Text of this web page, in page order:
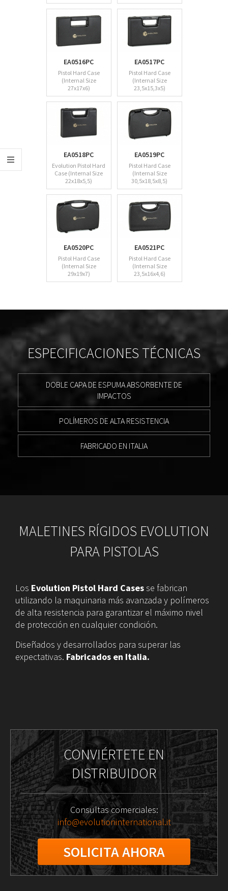
EA0516PC
Pistol Hard Case
(Internal Size
27x17x6)
EA0517PC
Pistol Hard Case
(Internal Size
23,5x15,3x5)
EA0518PC
Evolution Pistol Hard
Case (Internal Size
22x18x5,5)
EA0519PC
Pistol Hard Case
(Internal Size
30,5x18,5x8,5)
EA0520PC
Pistol Hard Case
(Internal Size
29x19x7)
EA0521PC
Pistol Hard Case
(Internal Size
23,5x16x4,6)
ESPECIFICACIONES TÉCNICAS
DOBLE CAPA DE ESPUMA ABSORBENTE DE
IMPACTOS
POLÍMEROS DE ALTA RESISTENCIA
FABRICADO EN ITALIA
MALETINES RÍGIDOS EVOLUTION
PARA PISTOLAS
Los Evolution Pistol Hard Casesse fabrican
utilizando la maquinaria más avanzada y polímeros
de alta resistencia para garantizar el máximo nivel
de protección en cualquier condición.
Diseñados y desarrollados para superar las
expectativas. Fabricados en Italia.
CONVIÉRTETE EN
DISTRIBUIDOR
Consultas comerciales:
info@evolutioninternational.it
SOLICITA AHORA